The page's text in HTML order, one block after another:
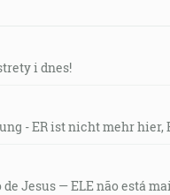
i dnes!
- ER ist nicht mehr
Jesus — ELE não está